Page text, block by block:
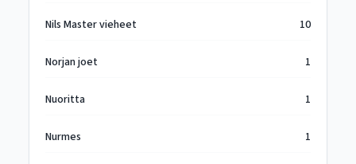
Nils Master vieheet 10
Norjan joet 1
Nuoritta 1
Nurmes 1